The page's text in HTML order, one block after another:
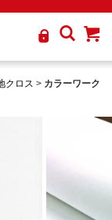
クロス > カラーワーク